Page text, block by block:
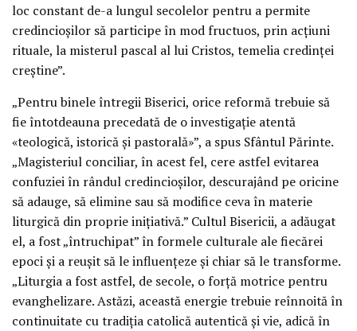
loc constant de-a lungul secolelor pentru a permite
credincioșilor să participe în mod fructuos, prin acțiuni
rituale, la misterul pascal al lui Cristos, temelia credinței
creștine”.
„Pentru binele întregii Biserici, orice reformă trebuie să
fie întotdeauna precedată de o investigație atentă
«teologică, istorică și pastorală»”, a spus Sfântul Părinte.
„Magisteriul conciliar, în acest fel, cere astfel evitarea
confuziei în rândul credincioșilor, descurajând pe oricine
să adauge, să elimine sau să modifice ceva în materie
liturgică din proprie inițiativă.” Cultul Bisericii, a adăugat
el, a fost „întruchipat” în formele culturale ale fiecărei
epoci și a reușit să le influențeze și chiar să le transforme.
„Liturgia a fost astfel, de secole, o forță motrice pentru
evanghelizare. Astăzi, această energie trebuie reînnoită în
continuitate cu tradiția catolică autentică și vie, adică în